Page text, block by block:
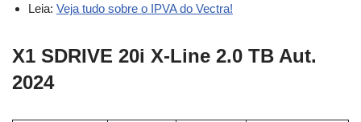
Leia: Veja tudo sobre o IPVA do Vectra!
X1 SDRIVE 20i X-Line 2.0 TB Aut.
2024